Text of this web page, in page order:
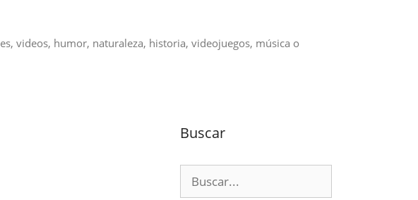
videos, humor, naturaleza, historia, videojuegos, música o
Buscar